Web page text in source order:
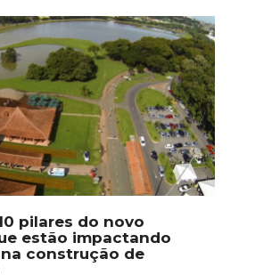
pilares do novo
estão impactando
construção de